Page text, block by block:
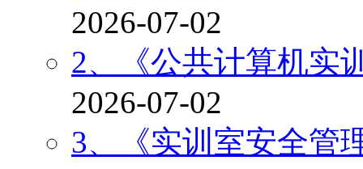
2026-07-02
2、《公共计算机实
2026-07-02
3、《实训室安全管